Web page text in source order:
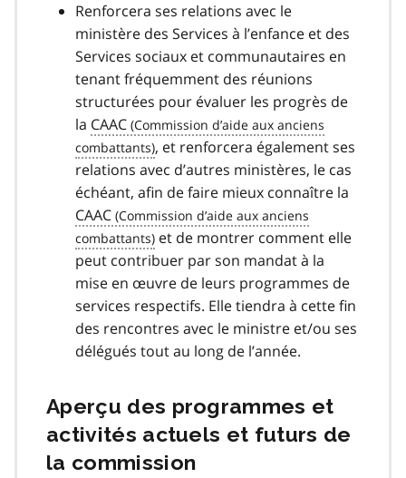
Renforcera ses relations avec le
ministère des Services à l’enfance et des
Services sociaux et communautaires en
tenant fréquemment des réunions
structurées pour évaluer les progrès de
la CAAC
, et renforcera également ses
relations avec d’autres ministères, le cas
échéant, afin de faire mieux connaître la
CAAC
et de montrer comment elle
peut contribuer par son mandat à la
mise en œuvre de leurs programmes de
services respectifs. Elle tiendra à cette fin
des rencontres avec le ministre et/ou ses
délégués tout au long de l’année.
Aperçu des programmes et
activités actuels et futurs de
la commission